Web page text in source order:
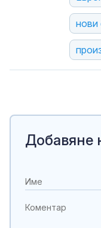
нови
Добавяне